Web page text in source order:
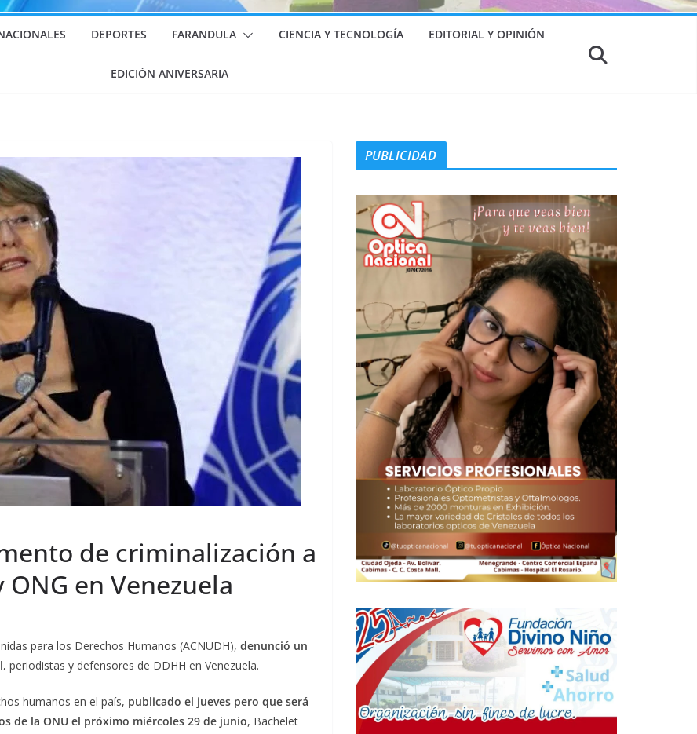
DEPORTES FARANDULA CIENCIA Y TECNOLOGÍA EDITORIAL Y OPINIÓN
EDICIÓN ANIVERSARIA
de criminalización a
en Venezuela
para los Derechos Humanos (ACNUDH), denunció un
periodistas y defensores de DDHH en Venezuela.
humanos en el país, publicado el jueves pero que será
de la ONU el próximo miércoles 29 de junio, Bachelet
PUBLICIDAD